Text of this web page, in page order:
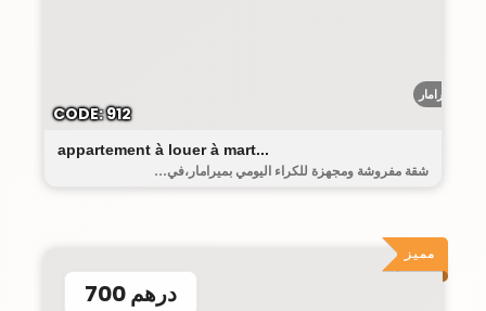
ميرامار
appartement à louer à mart...
شقة مفروشة ومجهزة للكراء اليومي بميرامار،في...
CODE: 912
مميز
700 درهم